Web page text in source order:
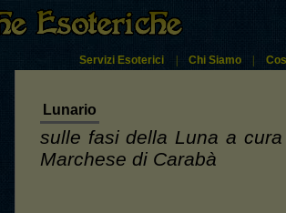
Servizi Esoterici | Chi Siamo |
Lunario
sulle fasi della Luna a
Marchese di Carabà